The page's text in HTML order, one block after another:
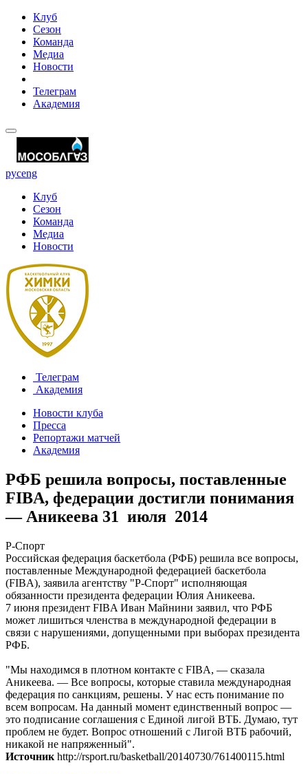
Клуб
Сезон
Команда
Медиа
Новости
Телеграм
Академия
русeng
Клуб
Сезон
Команда
Медиа
Новости
Телеграм
Академия
Новости клуба
Пресса
Репортажи матчей
Академия
РФБ решила вопросы, поставленные
FIBA, федерации достигли понимания
— Аникеева 31 июля 2014
Р-Спорт
Российская федерация баскетбола (РФБ) решила все вопросы,
поставленные Международной федерацией баскетбола
(FIBA), заявила агентству "Р-Спорт" исполняющая
обязанности президента федерации Юлия Аникеева.
7 июня президент FIBA Иван Майнини заявил, что РФБ
может лишиться членства в международной федерации в
связи с нарушениями, допущенными при выборах президента
РФБ.
"Мы находимся в плотном контакте с FIBA, — сказала
Аникеева. — Все вопросы, которые ставила международная
федерация по санкциям, решены. У нас есть понимание по
всем вопросам. На данный момент единственный вопрос —
это подписание соглашения с Единой лигой ВТБ. Думаю, тут
проблем не будет. Вопрос отношений с Лигой ВТБ рабочий,
никакой не напряженный".
Источник http://rsport.ru/basketball/20140730/761400115.html